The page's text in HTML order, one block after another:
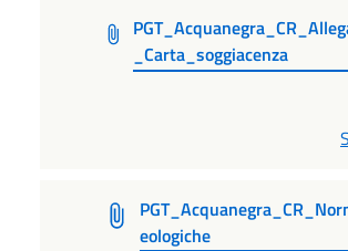
_Carta_soggiacenza
eologiche